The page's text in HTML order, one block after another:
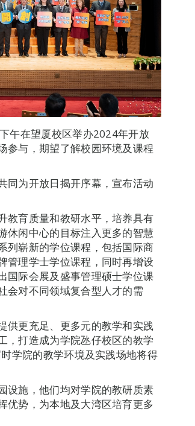
午在望厦校区举办2024年开放
参与，期望了解校园环境及课程
同为开放日揭开序幕，宣布活动
教育质量和教研水平，培养具有
休闲中心的目标注入更多的智慧
列崭新的学位课程，包括国际商
管理学士学位课程，同时再增设
国际会展及盛事管理硕士学位课
会对不同领域复合型人才的需
供更充足、更多元的教学和实践
，打造成为学院氹仔校区的教学
学院的教学环境及实践场地将得
设施，他们均对学院的教研质素
优势，为本地及大湾区培育更多